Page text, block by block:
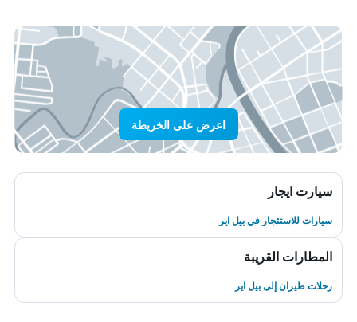
اعرض على الخريطة
سيارت ايجار
سيارات للاستئجار في بيل اير
المطارات القريبة
رحلات طيران إلى بيل اير